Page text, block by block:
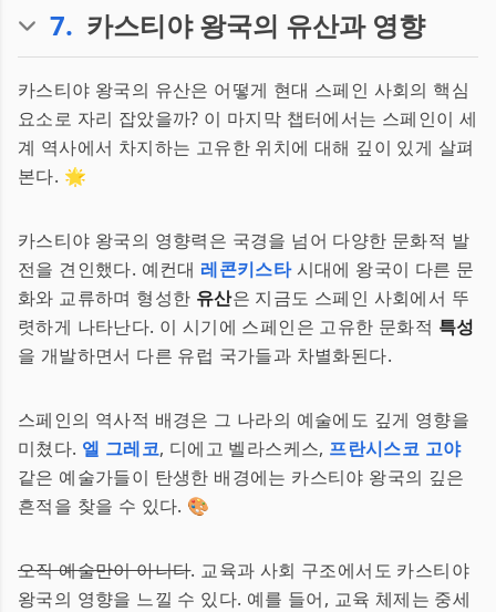
7. 카스티야 왕국의 유산과 영향
카스티야 왕국의 유산은 어떻게 현대 스페인 사회의 핵심
요소로 자리 잡았을까? 이 마지막 챕터에서는 스페인이 세
계 역사에서 차지하는 고유한 위치에 대해 깊이 있게 살펴
본다. 🌟
카스티야 왕국의 영향력은 국경을 넘어 다양한 문화적 발
전을 견인했다. 예컨대 레콘키스타시대에 왕국이 다른 문
화와 교류하며 형성한 유산은 지금도 스페인 사회에서 뚜
렷하게 나타난다. 이 시기에 스페인은 고유한 문화적 특성
을 개발하면서 다른 유럽 국가들과 차별화된다.
스페인의 역사적 배경은 그 나라의 예술에도 깊게 영향을
미쳤다. 엘 그레코, 디에고 벨라스케스, 프란시스코 고야
같은 예술가들이 탄생한 배경에는 카스티야 왕국의 깊은
흔적을 찾을 수 있다. 🎨
오직 예술만이 아니다. 교육과 사회 구조에서도 카스티야
왕국의 영향을 느낄 수 있다. 예를 들어, 교육 체제는 중세